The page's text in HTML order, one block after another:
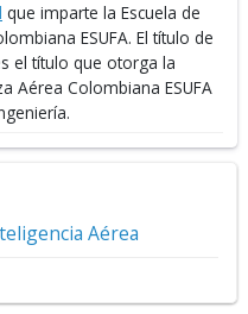
que imparte la Escuela de
ESUFA. El título de
el título que otorga la
Aérea Colombiana ESUFA
Aérea